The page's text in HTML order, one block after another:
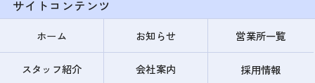
サイトコンテンツ
ホーム お知らせ 営業所一覧
スタッフ紹介 会社案内 採用情報